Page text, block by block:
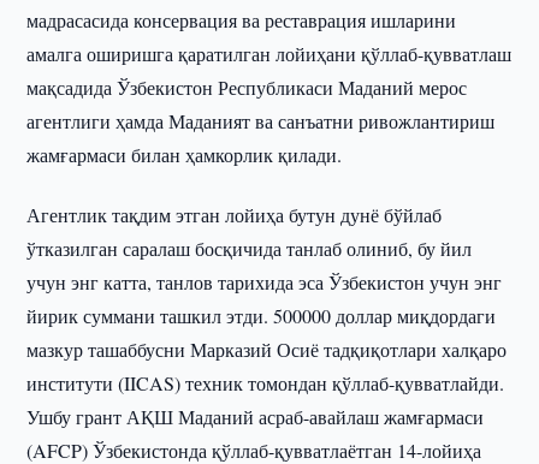
мадрасасида консервация ва реставрация ишларини
амалга оширишга қаратилган лойиҳани қўллаб-қувватлаш
мақсадида Ўзбекистон Республикаси Маданий мерос
агентлиги ҳамда Маданият ва санъатни ривожлантириш
жамғармаси билан ҳамкорлик қилади.
Агентлик тақдим этган лойиҳа бутун дунё бўйлаб
ўтказилган саралаш босқичида танлаб олиниб, бу йил
учун энг катта, танлов тарихида эса Ўзбекистон учун энг
йирик суммани ташкил этди. 500000 доллар миқдордаги
мазкур ташаббусни Марказий Осиё тадқиқотлари халқаро
институти (IICAS) техник томондан қўллаб-қувватлайди.
Ушбу грант АҚШ Маданий асраб-авайлаш жамғармаси
(AFCP) Ўзбекистонда қўллаб-қувватлаётган 14-лойиҳа